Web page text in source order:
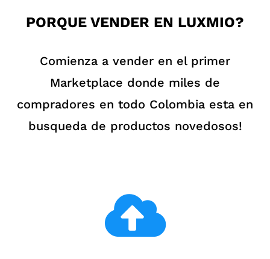
PORQUE VENDER EN LUXMIO?
Comienza a vender en el primer
Marketplace donde miles de
compradores en todo Colombia esta en
busqueda de productos novedosos!